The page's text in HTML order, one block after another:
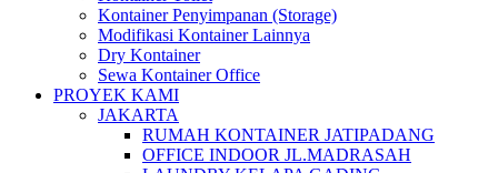
Kontainer Penyimpanan (Storage)
Modifikasi Kontainer Lainnya
Dry Kontainer
Sewa Kontainer Office
PROYEK KAMI
JAKARTA
RUMAH KONTAINER JATIPADANG
OFFICE INDOOR JL.MADRASAH